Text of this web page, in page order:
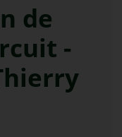
de
-